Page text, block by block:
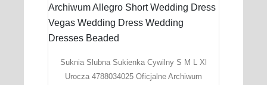
Suknia Slubna Sukienka Cywilny S M L Xl
Urocza 4788034025 Oficjalne Archiwum